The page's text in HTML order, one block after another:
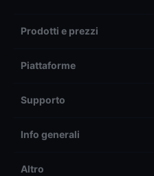
Prodotti e prezzi
Piattaforme
Supporto
Info generali
Altro